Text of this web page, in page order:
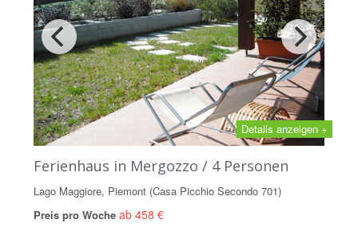
Details anzeigen +
Ferienhaus in Mergozzo / 4 Personen
Lago Maggiore, Piemont (Casa Picchio Secondo 701)
Preis pro Woche ab 458 €